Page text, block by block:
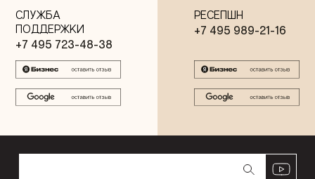
СЛУЖБА
ПОДДЕРЖКИ
+7 495 723-48-38
РЕСЕПШН
+7 495 989-21-16